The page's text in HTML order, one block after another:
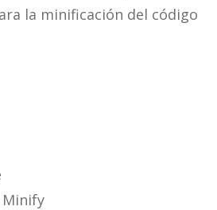
la minificación del código
Minify